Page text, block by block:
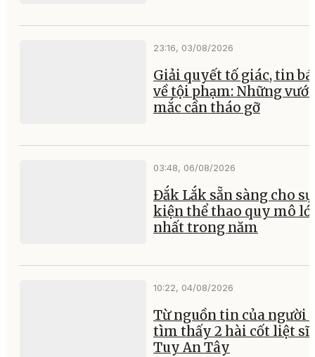
23:16, 03/08/2026
Giải quyết tố giác, tin
về tội phạm: Những
mắc cần tháo gỡ
03:48, 06/08/2026
Đắk Lắk sẵn sàng cho sự
kiện thể thao quy mô
nhất trong năm
10:22, 04/08/2026
Từ nguồn tin của người
tìm thấy 2 hài cốt liệt sĩ
Tuy An Tây